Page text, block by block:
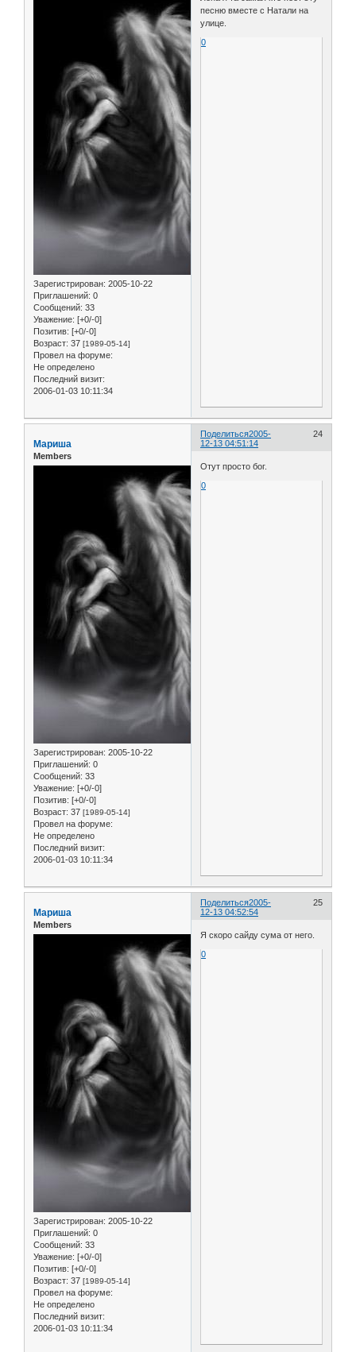
Зарегистрирован: 2005-10-22
Приглашений: 0
Сообщений: 33
Уважение: [+0/-0]
Позитив: [+0/-0]
Возраст: 37 [1989-05-14]
Провел на форуме:
Не определено
Последний визит:
2006-01-03 10:11:34
песню вместе с Натали на
улице.
0
Поделиться 24
2005-
12-13 04:51:14
Мариша
Members
Зарегистрирован: 2005-10-22
Приглашений: 0
Сообщений: 33
Уважение: [+0/-0]
Позитив: [+0/-0]
Возраст: 37 [1989-05-14]
Провел на форуме:
Не определено
Последний визит:
2006-01-03 10:11:34
Отут просто бог.
0
Поделиться 25
2005-
12-13 04:52:54
Мариша
Members
Зарегистрирован: 2005-10-22
Приглашений: 0
Сообщений: 33
Уважение: [+0/-0]
Позитив: [+0/-0]
Возраст: 37 [1989-05-14]
Провел на форуме:
Не определено
Последний визит:
2006-01-03 10:11:34
Я скоро сайду сума от него.
0